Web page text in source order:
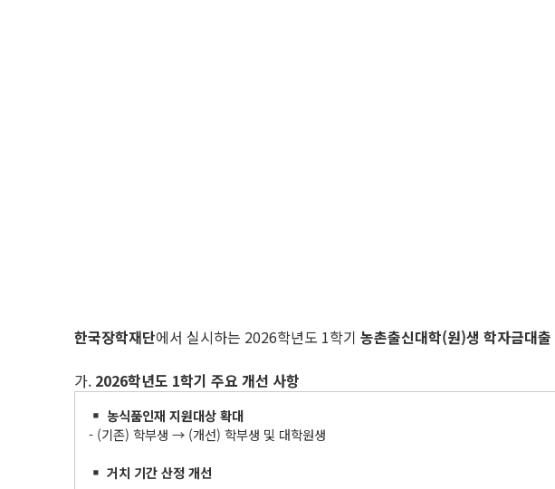
한국장학재단에서 실시하는 2026학년도 1학기 농촌출신대학(원)생 학자금대출
가. 2026학년도 1학기 주요 개선 사항
농식품인재 지원대상 확대
- (기존) 학부생 → (개선) 학부생 및 대학원생
거치 기간 산정 개선